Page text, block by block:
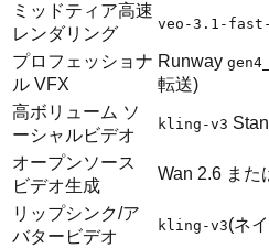
ミッドティア高速
レンダリング
veo-3.1-
プロフェッショナ
ル VFX
Runway
転送)
高ボリューム ソ
ーシャルビデオ
kling-v3
オープンソース
ビデオ生成
Wan 2.6 また
リップシンク/ア
バタービデオ
kling-v3(ネ